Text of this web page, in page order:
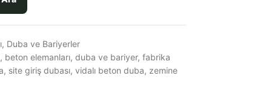
, Duba ve Bariyerler
, beton elemanları, duba ve bariyer, fabrika
, site giriş dubası, vidalı beton duba, zemine